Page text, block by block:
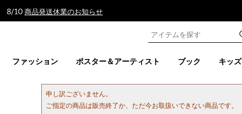
8/10 商品発送休業のお知らせ
ファッション ポスター＆アーティスト ブック キッズ
申し訳ございません。
ご指定の商品は販売終了か、ただ今お取扱いできない商品です。